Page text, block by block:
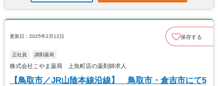
更新日：2025年2月12日 保存する
正社員 調剤薬局
株式会社こやま薬局 上魚町店の薬剤師求人
【鳥取市／JR山陰本線沿線】 鳥取市・倉吉市にて5